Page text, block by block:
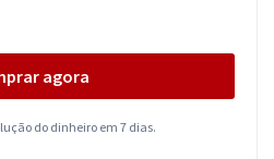
agora
do dinheiro em 7 dias.